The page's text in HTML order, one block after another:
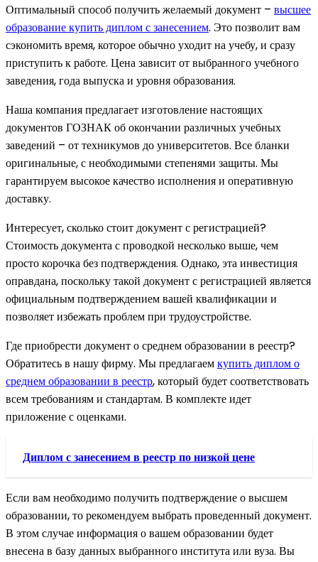
Оптимальный способ получить желаемый документ – высшее
образование купить диплом с занесением. Это позволит вам
сэкономить время, которое обычно уходит на учебу, и сразу
приступить к работе. Цена зависит от выбранного учебного
заведения, года выпуска и уровня образования.
Наша компания предлагает изготовление настоящих
документов ГОЗНАК об окончании различных учебных
заведений – от техникумов до университетов. Все бланки
оригинальные, с необходимыми степенями защиты. Мы
гарантируем высокое качество исполнения и оперативную
доставку.
Интересует, сколько стоит документ с регистрацией?
Стоимость документа с проводкой несколько выше, чем
просто корочка без подтверждения. Однако, эта инвестиция
оправдана, поскольку такой документ с регистрацией является
официальным подтверждением вашей квалификации и
позволяет избежать проблем при трудоустройстве.
Где приобрести документ о среднем образовании в реестр?
Обратитесь в нашу фирму. Мы предлагаемкупить диплом о
среднем образовании в реестр, который будет соответствовать
всем требованиям и стандартам. В комплекте идет
приложение с оценками.
Диплом с занесением в реестр по низкой цене
Если вам необходимо получить подтверждение о высшем
образовании, то рекомендуем выбрать проведенный документ.
В этом случае информация о вашем образовании будет
внесена в базу данных выбранного института или вуза. Вы